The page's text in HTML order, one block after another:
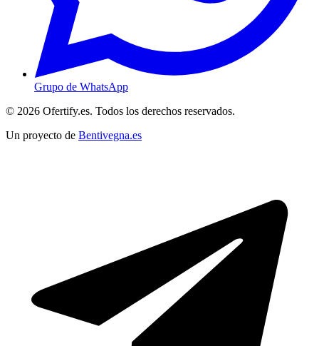
Grupo de WhatsApp
© 2026 Ofertify.es. Todos los derechos reservados.
Un proyecto de Bentivegna.es